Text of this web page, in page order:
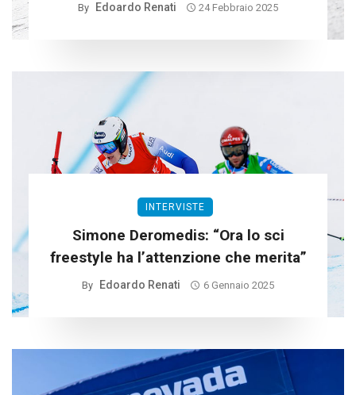
By Edoardo Renati 24 Febbraio 2025
INTERVISTE
Simone Deromedis: “Ora lo sci
freestyle ha l’attenzione che merita”
By Edoardo Renati 6 Gennaio 2025